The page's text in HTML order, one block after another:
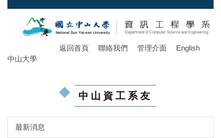
跳
容
返回首頁 聯絡我們 管理介面 English
中山大學
中山資工系友
最新消息